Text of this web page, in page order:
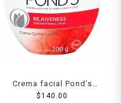
Crema facial Pond’s
Rejuveness anti-arrugas día
$140.00